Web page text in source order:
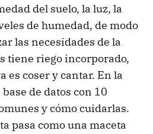
del suelo, la luz, la
de humedad, de modo
las necesidades de la
tiene riego incorporado,
es coser y cantar. En la
de datos con 10
y cómo cuidarlas.
pasa como una maceta